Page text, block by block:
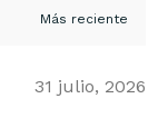
31 julio, 2026